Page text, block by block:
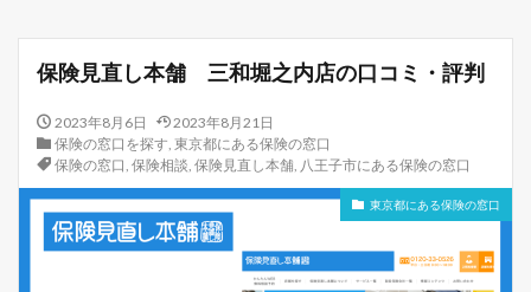
保険見直し本舗 三和堀之内店の口コミ・評判
2023年8月6日
2023年8月21日
保険の窓口を探す, 東京都にある保険の窓口
保険の窓口, 保険相談, 保険見直し本舗, 八王子市にある保険の窓口
東京都にある保険の窓口